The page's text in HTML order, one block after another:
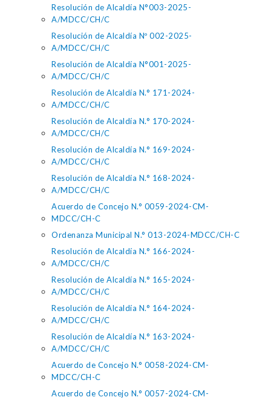
Resolución de Alcaldía N°003-2025-
A/MDCC/CH/C
Resolución de Alcaldía Nº 002-2025-
A/MDCC/CH/C
Resolución de Alcaldía N°001-2025-
A/MDCC/CH/C
Resolución de Alcaldía N.° 171-2024-
A/MDCC/CH/C
Resolución de Alcaldía N.° 170-2024-
A/MDCC/CH/C
Resolución de Alcaldía N.° 169-2024-
A/MDCC/CH/C
Resolución de Alcaldía N.° 168-2024-
A/MDCC/CH/C
Acuerdo de Concejo N.° 0059-2024-CM-
MDCC/CH-C
Ordenanza Municipal N.° 013-2024-MDCC/CH-C
Resolución de Alcaldía N.° 166-2024-
A/MDCC/CH/C
Resolución de Alcaldía N.° 165-2024-
A/MDCC/CH/C
Resolución de Alcaldía N.° 164-2024-
A/MDCC/CH/C
Resolución de Alcaldía N.° 163-2024-
A/MDCC/CH/C
Acuerdo de Concejo N.° 0058-2024-CM-
MDCC/CH-C
Acuerdo de Concejo N.° 0057-2024-CM-